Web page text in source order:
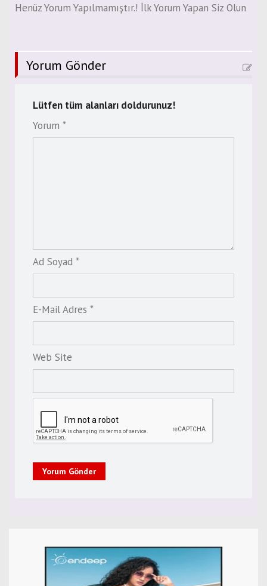
Henüz Yorum Yapılmamıştır.! İlk Yorum Yapan Siz Olun
Yorum Gönder
Lütfen tüm alanları doldurunuz!
Yorum *
Ad Soyad *
E-Mail Adres *
Web Site
Yorum Gönder